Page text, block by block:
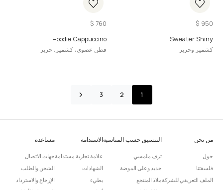
$ 950
Sweater Shiny
كشمير وحرير
$ 760
Hoodie Cappuccino
قطن عضوي، كشمير، حرير
1
2
3
من نحن
حول
فلسفتنا
الملف التعريفي للشركة
التنسيق حسب المناسبة
ترف ملمسي
جديد وعلى الموضة
ملاذ المنتجع
الاستدامة
علامة تجارية مستدامة
الشهادات
بطيء
مساعدة
جهات الاتصال
الشحن والطلب
الإرجاع والاسترداد